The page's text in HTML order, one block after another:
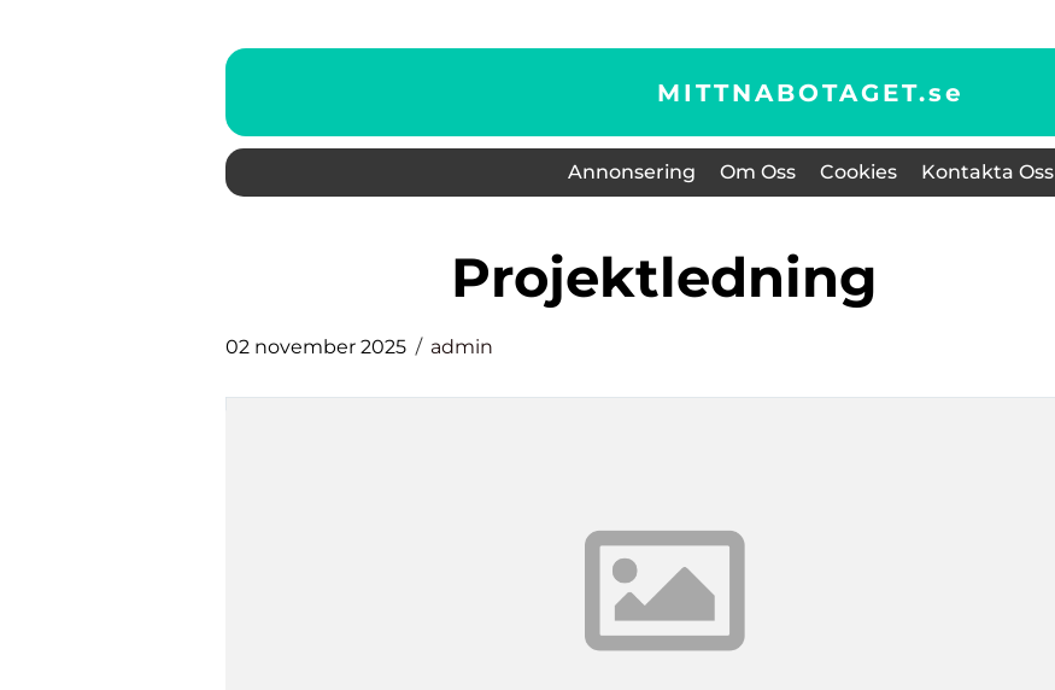
MITTNABOTAGET.se
Annonsering Om Oss Cookies Kontakta Oss
projektledning
02 november 2025 admin